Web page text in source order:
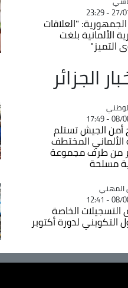
27/07/
"العلاقات
الألمانية بلغت
التميز"
الجزائر
08/08/
أمن الجيش تستلم
الألماني المختطف
من طرف مجموعة
مسلحة
المهني
08/08/
التسجيلات الخاصة
التكويني لدورة أكتوبر